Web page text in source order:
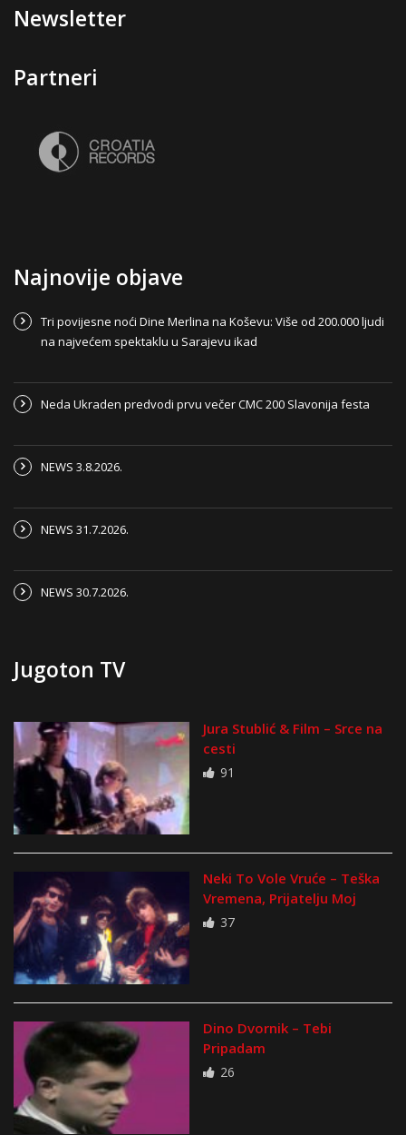
Newsletter
Partneri
Najnovije objave
Tri povijesne noći Dine Merlina na Koševu: Više od 200.000 ljudi
na najvećem spektaklu u Sarajevu ikad
Neda Ukraden predvodi prvu večer CMC 200 Slavonija festa
NEWS 3.8.2026.
NEWS 31.7.2026.
NEWS 30.7.2026.
Jugoton TV
Jura Stublić & Film – Srce na
cesti
91
Neki To Vole Vruće – Teška
Vremena, Prijatelju Moj
37
Dino Dvornik – Tebi
Pripadam
26